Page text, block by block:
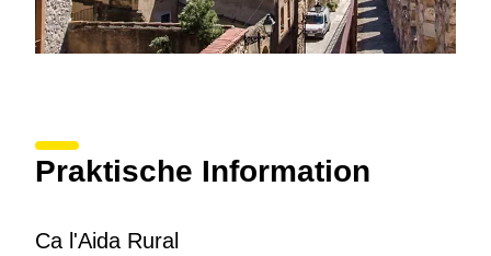
Praktische Information
Ca l'Aida Rural